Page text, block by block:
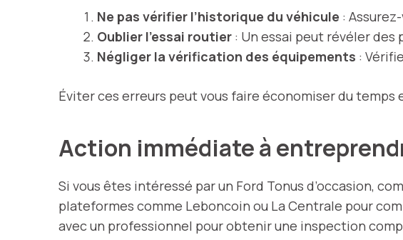
Ne pas vérifier l’historique du véhicule :
Oublier l’essai routier : Un essai peut révéler des
Négliger la vérification des équipements :
Éviter ces erreurs peut vous faire économiser du temps
Action immédiate à
Si vous êtes intéressé par un Ford Tonus d’occasion,
plateformes comme Leboncoin ou La Centrale pour
avec un professionnel pour obtenir une inspection